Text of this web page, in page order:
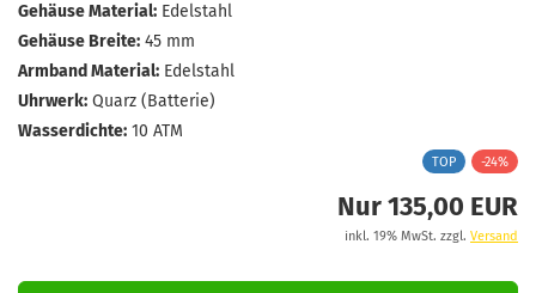
Gehäuse Material: Edelstahl
Gehäuse Breite: 45 mm
Armband Material: Edelstahl
Uhrwerk: Quarz (Batterie)
Wasserdichte: 10 ATM
TOP -24%
Nur 135,00 EUR
inkl. 19% MwSt. zzgl. Versand